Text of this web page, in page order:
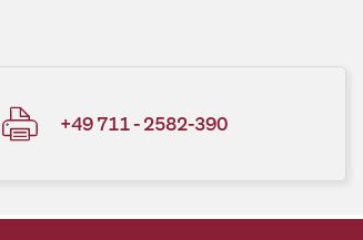
+49 711 - 2582-390